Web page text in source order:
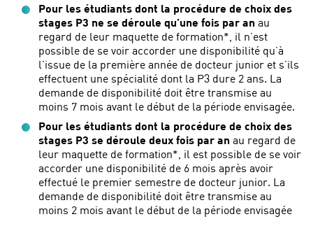
Pour les étudiants dont la procédure de choix des
stages P3 ne se déroule qu’une fois par an au
regard de leur maquette de formation*, il n’est
possible de se voir accorder une disponibilité qu’à
l’issue de la première année de docteur junior et s’ils
effectuent une spécialité dont la P3 dure 2 ans. La
demande de disponibilité doit être transmise au
moins 7 mois avant le début de la période envisagée.
Pour les étudiants dont la procédure de choix des
stages P3 se déroule deux fois par an au regard de
leur maquette de formation*, il est possible de se voir
accorder une disponibilité de 6 mois après avoir
effectué le premier semestre de docteur junior. La
demande de disponibilité doit être transmise au
moins 2 mois avant le début de la période envisagée